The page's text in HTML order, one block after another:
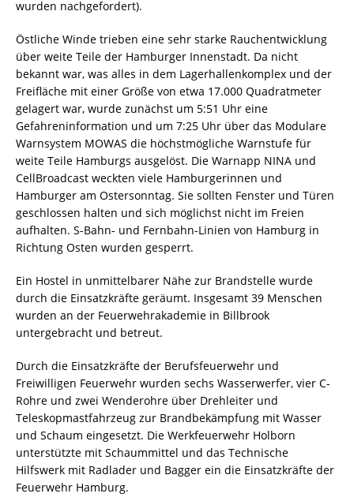
wurden nachgefordert).
Östliche Winde trieben eine sehr starke Rauchentwicklung
über weite Teile der Hamburger Innenstadt. Da nicht
bekannt war, was alles in dem Lagerhallenkomplex und der
Freifläche mit einer Größe von etwa 17.000 Quadratmeter
gelagert war, wurde zunächst um 5:51 Uhr eine
Gefahreninformation und um 7:25 Uhr über das Modulare
Warnsystem MOWAS die höchstmögliche Warnstufe für
weite Teile Hamburgs ausgelöst. Die Warnapp NINA und
CellBroadcast weckten viele Hamburgerinnen und
Hamburger am Ostersonntag. Sie sollten Fenster und Türen
geschlossen halten und sich möglichst nicht im Freien
aufhalten. S-Bahn- und Fernbahn-Linien von Hamburg in
Richtung Osten wurden gesperrt.
Ein Hostel in unmittelbarer Nähe zur Brandstelle wurde
durch die Einsatzkräfte geräumt. Insgesamt 39 Menschen
wurden an der Feuerwehrakademie in Billbrook
untergebracht und betreut.
Durch die Einsatzkräfte der Berufsfeuerwehr und
Freiwilligen Feuerwehr wurden sechs Wasserwerfer, vier C-
Rohre und zwei Wenderohre über Drehleiter und
Teleskopmastfahrzeug zur Brandbekämpfung mit Wasser
und Schaum eingesetzt. Die Werkfeuerwehr Holborn
unterstützte mit Schaummittel und das Technische
Hilfswerk mit Radlader und Bagger ein die Einsatzkräfte der
Feuerwehr Hamburg.